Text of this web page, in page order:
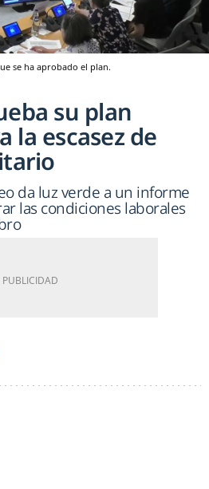
se ha aprobado el plan.
su plan
la escasez de
da luz verde a un informe
las condiciones laborales